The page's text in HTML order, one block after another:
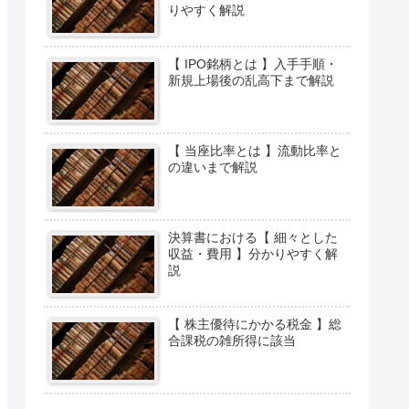
りやすく解説
【 IPO銘柄とは 】入手手順・
新規上場後の乱高下まで解説
【 当座比率とは 】流動比率と
の違いまで解説
決算書における【 細々とした
収益・費用 】分かりやすく解
説
【 株主優待にかかる税金 】総
合課税の雑所得に該当